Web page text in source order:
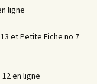
ligne
et Petite Fiche no 7
en ligne